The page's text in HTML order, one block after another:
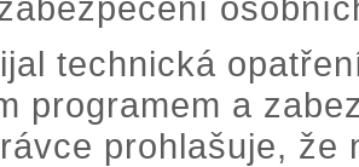
technická
programem a
prohlašuje,